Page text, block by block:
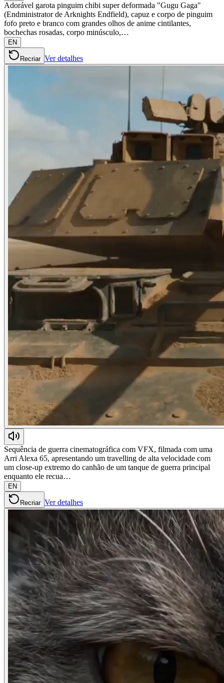
Adorável garota pinguim chibi super deformada "Gugu Gaga"
(Endministrator de Arknights Endfield), capuz e corpo de pinguim
fofo preto e branco com grandes olhos de anime cintilantes,
bochechas rosadas, corpo minúsculo,…
EN
Recriar Ver detalhes
Sequência de guerra cinematográfica com VFX, filmada com uma
Arri Alexa 65, apresentando um travelling de alta velocidade com
um close-up extremo do canhão de um tanque de guerra principal
enquanto ele recua…
EN
Recriar Ver detalhes